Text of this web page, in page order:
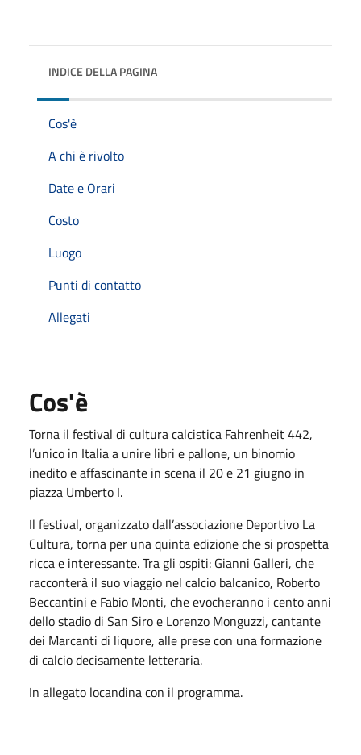
INDICE DELLA PAGINA
Cos'è
A chi è rivolto
Date e Orari
Costo
Luogo
Punti di contatto
Allegati
Cos'è
Torna il festival di cultura calcistica Fahrenheit 442,
l’unico in Italia a unire libri e pallone, un binomio
inedito e affascinante in scena il 20 e 21 giugno in
piazza Umberto I.
Il festival, organizzato dall’associazione Deportivo La
Cultura, torna per una quinta edizione che si prospetta
ricca e interessante. Tra gli ospiti: Gianni Galleri, che
racconterà il suo viaggio nel calcio balcanico, Roberto
Beccantini e Fabio Monti, che evocheranno i cento anni
dello stadio di San Siro e Lorenzo Monguzzi, cantante
dei Marcanti di liquore, alle prese con una formazione
di calcio decisamente letteraria.
In allegato locandina con il programma.